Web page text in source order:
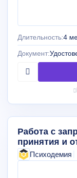
Длительность:4
Документ:
Работа с
принятия и
Психодемия